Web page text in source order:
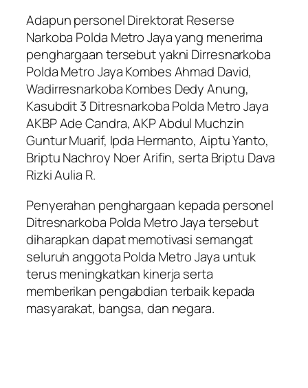
Adapun personel Direktorat Reserse
Narkoba Polda Metro Jaya yang menerima
penghargaan tersebut yakni Dirresnarkoba
Polda Metro Jaya Kombes Ahmad David,
Wadirresnarkoba Kombes Dedy Anung,
Kasubdit 3 Ditresnarkoba Polda Metro Jaya
AKBP Ade Candra, AKP Abdul Muchzin
Guntur Muarif, Ipda Hermanto, Aiptu Yanto,
Briptu Nachroy Noer Arifin, serta Briptu Dava
Rizki Aulia R.
Penyerahan penghargaan kepada personel
Ditresnarkoba Polda Metro Jaya tersebut
diharapkan dapat memotivasi semangat
seluruh anggota Polda Metro Jaya untuk
terus meningkatkan kinerja serta
memberikan pengabdian terbaik kepada
masyarakat, bangsa, dan negara.